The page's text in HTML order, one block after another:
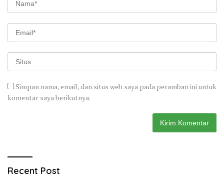
Simpan nama, email, dan situs web saya pada peramban ini untuk
komentar saya berikutnya.
Recent Post